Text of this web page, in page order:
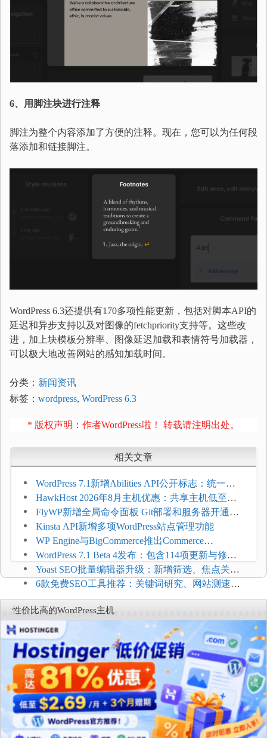
6、用脚注块进行注释
脚注为整个内容添加了方便的注释。现在，您可以为任何段
落添加和链接脚注。
WordPress 6.3还提供有170多项性能更新，包括对脚本API的
延迟和异步支持以及对图像的fetchpriority支持等。这些改
进，加上块模板分辨率、图像延迟加载和表情符号加载器，
可以极大地改善网站的感知加载时间。
分类： 新闻资讯
标签： wordpress, WordPress 6.3
* 版权声明：作者WordPress啦！ 转载请注明出处。
相关文章
WordPress 7.1新增Abilities API公开标志：统一支
持REST API、MCP与AI代理
HawkHost 2026年8月主机优惠：共享主机低至
$2.61/月，高性能主机同步折扣
FlyWP新增全局命令面板 Git部署和服务器开通更
方便
Kinsta API新增多项WordPress站点管理功能
WP Engine与BigCommerce推出Commerce
Connect：WordPress商店可保留前台体验并扩展电
商能力
WordPress 7.1 Beta 4发布：包含114项更新与修
复，仅建议在测试环境体验
Yoast SEO批量编辑器升级：新增筛选、焦点关键
词与AI元数据草稿
6款免费SEO工具推荐：关键词研究、网站测速与
AI可见度检查
性价比高的WordPress主机